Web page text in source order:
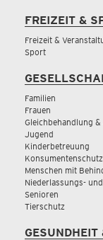
FREIZEIT &
Freizeit &
Sport
Familien
Frauen
Gleichbehandlung
Jugend
Kinderbetreuung
Konsumentenschutz
Menschen mit
Niederlassungs-
Senioren
Tierschutz